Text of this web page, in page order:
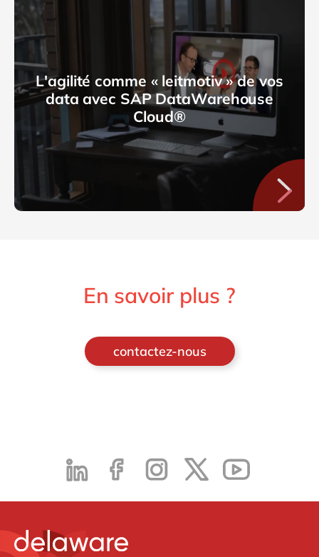
L'agilité comme « leitmotiv » de vos
data avec SAP DataWarehouse
Cloud®
En savoir plus ?
contactez-nous